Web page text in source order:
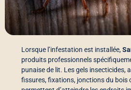
Lorsque l’infestation est installée,
produits professionnels
punaise de lit. Les gels insecticides,
fissures, fixations, jonctions du bois